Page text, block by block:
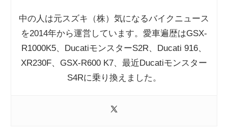
中の人は元スズキ（株）気になるバイクニュース
を2014年から運営しています。愛車遍歴はGSX-
R1000K5、DucatiモンスターS2R、Ducati 916、
XR230F、GSX-R600 K7、最近Ducatiモンスター
S4Rに乗り換えました。